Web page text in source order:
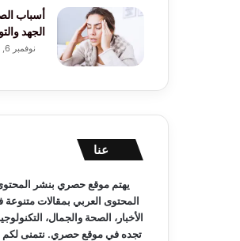
أسباب
الجهد
نوفمبر 6, 2023
عنا
يهتم موقع حصري بنشر
المحتوى العربي بمقالات
الأخبار، الصحة والجمال،
تجده في موقع حصري. نتمنى لكم